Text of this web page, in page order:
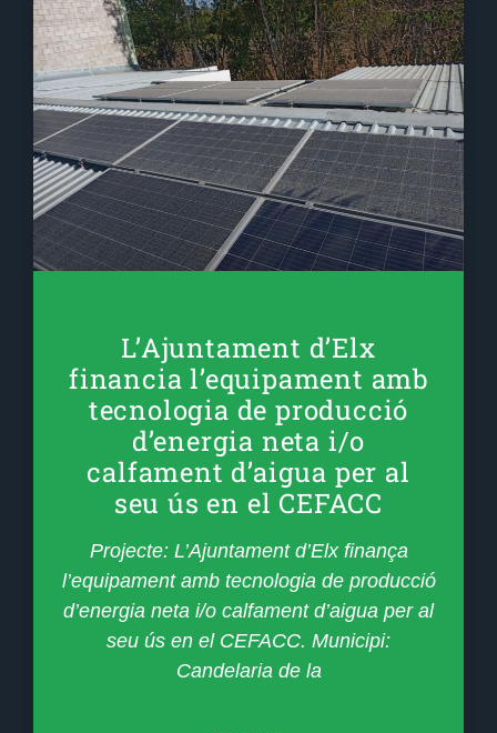
L’Ajuntament d’Elx
financia l’equipament amb
tecnologia de producció
d’energia neta i/o
calfament d’aigua per al
seu ús en el CEFACC
Projecte: L’Ajuntament d’Elx finança
l’equipament amb tecnologia de producció
d’energia neta i/o calfament d’aigua per al
seu ús en el CEFACC. Municipi:
Candelaria de la